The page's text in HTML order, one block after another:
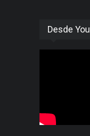
Desde